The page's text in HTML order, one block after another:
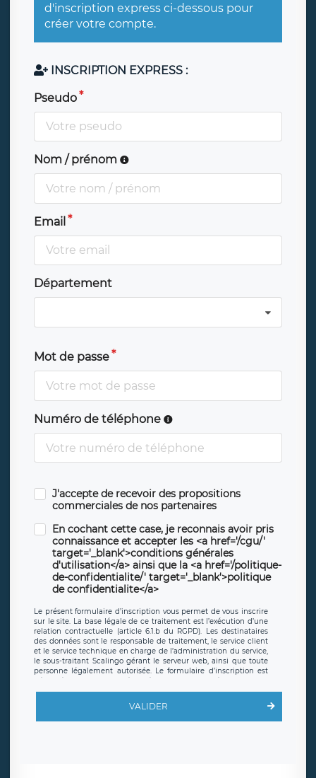
d'inscription express ci-dessous pour
créer votre compte.
INSCRIPTION EXPRESS :
Pseudo
Nom / prénom
Email
Département
Mot de passe
Numéro de téléphone
J'accepte de recevoir des propositions
commerciales de nos partenaires
En cochant cette case, je reconnais avoir pris
connaissance et accepter les <a href='/cgu/'
target='_blank'>conditions générales
d'utilisation</a> ainsi que la <a href='/politique-
de-confidentialite/' target='_blank'>politique
de confidentialite</a>
Le présent formulaire d’inscription vous permet de vous inscrire
sur le site. La base légale de ce traitement est l’exécution d’une
relation contractuelle (article 6.1.b du RGPD). Les destinataires
des données sont le responsable de traitement, le service client
et le service technique en charge de l’administration du service,
le sous-traitant Scalingo gérant le serveur web, ainsi que toute
personne légalement autorisée. Le formulaire d’inscription est
offrant desclauses de protection conformes au RGPD. Les
en sollicite la suppression, étant entendu que vous pouvez
demander la suppression de vos données et retirer votre
VALIDER